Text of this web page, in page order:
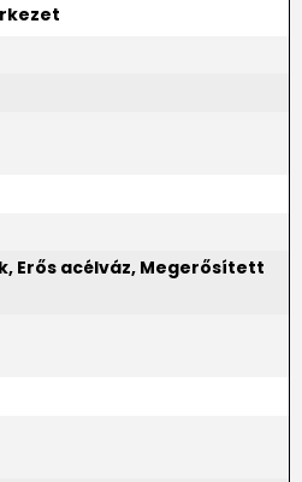
Erős acélváz, Megerősített